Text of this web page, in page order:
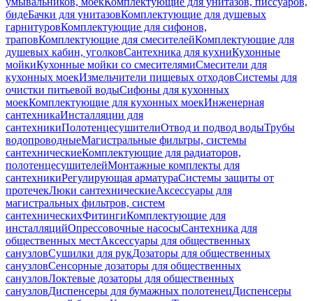
бидеБачки для унитазовКомплектующие для душевых
гарнитуровКомплектующие для сифонов,
траповКомплектующие для смесителейКомплектующие для
душевых кабин, уголковСантехника для кухниКухонные
мойкиКухонные мойки со смесителямиСмесители для
кухонных моекИзмельчители пищевых отходовСистемы для
очистки питьевой водыСифоны для кухонных
моекКомплектующие для кухонных моекИнженерная
сантехникаИнсталляции для
сантехникиПолотенцесушителиОтвод и подвод водыТрубы
водопроводныеМагистральные фильтры, системы
сантехническиеКомплектующие для радиаторов,
полотенцесушителейМонтажные комплекты для
сантехникиРегулирующая арматураСистемы защиты от
протечекЛюки сантехническиеАксессуары для
магистральных фильтров, систем
сантехническихФитингиКомплектующие для
инсталляцийОпрессовочные насосыСантехника для
общественных местАксессуары для общественных
санузловСушилки для рукДозаторы для общественных
санузловСенсорные дозаторы для общественных
санузловЛоктевые дозаторы для общественных
санузловДиспенсеры для бумажных полотенецДиспенсеры